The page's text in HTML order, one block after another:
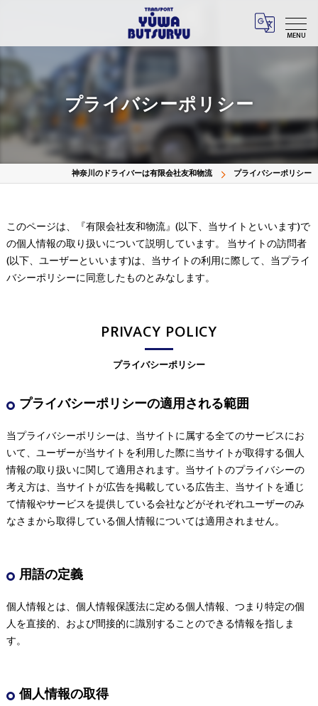
MENU
プライバシーポリシー
神奈川のドライバーは有限会社友和物流 プライバシーポリシー
このページは、『有限会社友和物流』(以下、当サイトといいます)で
の個人情報の取り扱いについて説明しています。 当サイトの訪問者
(以下、ユーザーといいます)は、当サイトの利用に際して、当プライ
バシーポリシーに同意したものとみなします。
プライバシーポリシー
PRIVACY POLICY
プライバシーポリシーの適用される範囲
当プライバシーポリシーは、当サイトに属する全てのサービスにお
いて、ユーザーが当サイトを利用した際に当サイトが取得する個人
情報の取り扱いに関して適用されます。当サイトのプライバシーの
考え方は、当サイトが広告を掲載している広告主、当サイトを通じ
て情報やサービスを提供している会社などがそれぞれユーザーのみ
なさまから取得している個人情報については適用されません。
用語の定義
個人情報とは、個人情報保護法に定める個人情報、つまり特定の個
人を直接的、および間接的に識別することのできる情報を指しま
す。
個人情報の取得